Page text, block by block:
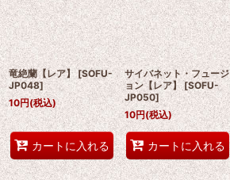
竜絶蘭【レア】 [SOFU-
JP048]
10円(税込)
カートに入れる
サイバネット・フュージ
ョン【レア】 [SOFU-
JP050]
10円(税込)
カートに入れる